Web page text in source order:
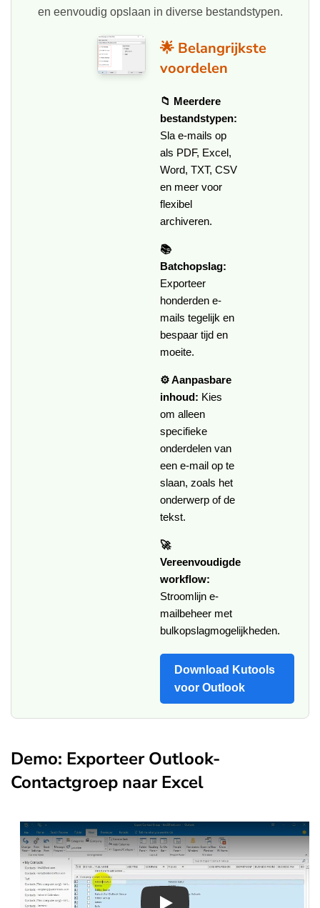
en eenvoudig opslaan in diverse bestandstypen.
🌟 Belangrijkste
voordelen
📁 Meerdere
bestandstypen:
Sla e-mails op
als PDF, Excel,
Word, TXT, CSV
en meer voor
flexibel
archiveren.
📚
Batchopslag:
Exporteer
honderden e-
mails tegelijk en
bespaar tijd en
moeite.
⚙️ Aanpasbare
inhoud: Kies
om alleen
specifieke
onderdelen van
een e-mail op te
slaan, zoals het
onderwerp of de
tekst.
🚀
Vereenvoudigde
workflow:
Stroomlijn e-
mailbeheer met
bulkopslagmogelijkheden.
Download Kutools
voor Outlook
Demo: Exporteer Outlook-
Contactgroep naar Excel